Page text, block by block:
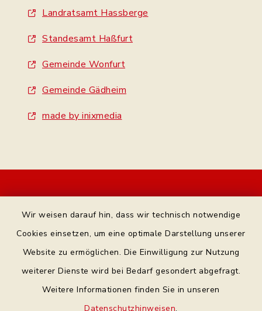
Wir weisen darauf hin, dass wir technisch notwendige
Cookies einsetzen, um eine optimale Darstellung unserer
Website zu ermöglichen. Die Einwilligung zur Nutzung
weiterer Dienste wird bei Bedarf gesondert abgefragt.
Weitere Informationen finden Sie in unseren
Datenschutzhinweisen.
Landratsamt Hassberge
Standesamt Haßfurt
Gemeinde Wonfurt
Gemeinde Gädheim
made by inixmedia
Bankverbindung
Barrierefreiheit